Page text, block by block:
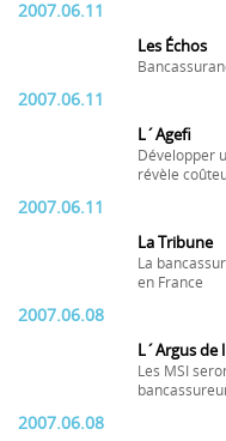
2007.06.11
Les Échos
2007.06.11
L´Agefi
Développer
révèle
2007.06.11
La Tribune
La
en France
2007.06.08
L´Argus de
Les MSI
2007.06.08